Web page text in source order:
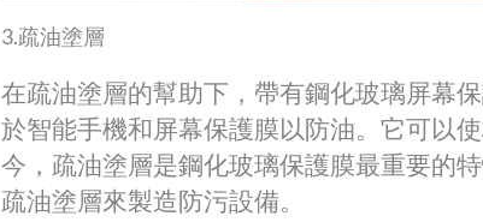
3.疏油塗層
在疏油塗層的幫助下，帶有鋼化玻璃屏幕
於智能手機和屏幕保護膜以防油。它可以
今，疏油塗層是鋼化玻璃保護膜最重要的
疏油塗層來製造防污設備。